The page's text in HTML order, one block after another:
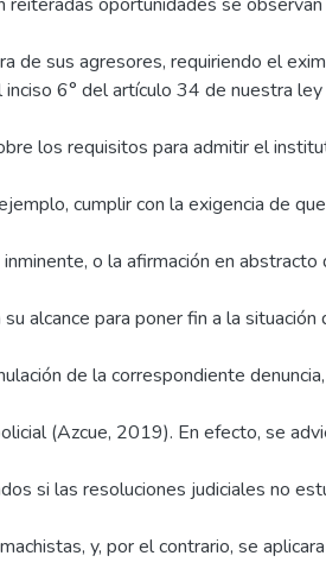
de sus agresores, requiriendo el
6° del artículo 34 de nuestra ley
los requisitos para admitir el
cumplir con la exigencia de
o la afirmación en abstracto
alcance para poner fin a la situación
de la correspondiente
(Azcue, 2019). En efecto, se
si las resoluciones judiciales no
y, por el contrario, se